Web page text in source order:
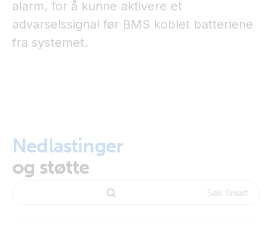
alarm, for å kunne aktivere et
advarselssignal før BMS koblet batteriene
fra systemet.
Nedlastinger
og støtte